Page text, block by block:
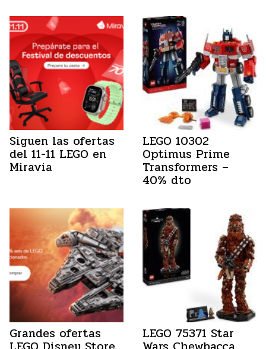
Siguen las ofertas
del 11-11 LEGO en
Miravia
LEGO 10302
Optimus Prime
Transformers –
40% dto
Grandes ofertas LEGO 75371 Star